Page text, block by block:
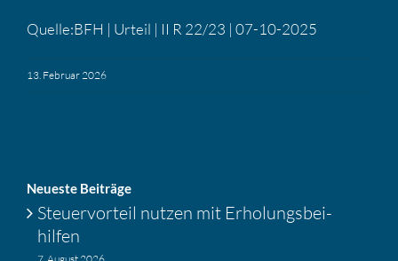
Quelle:BFH | Urteil | II R 22/23 | 07-10-2025
13. Februar 2026
Neueste Beiträge
Steuer­vor­teil nutzen mit Erholungs­bei­
hilfen